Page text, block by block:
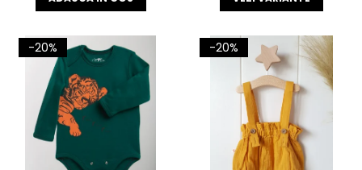
-20% -20%